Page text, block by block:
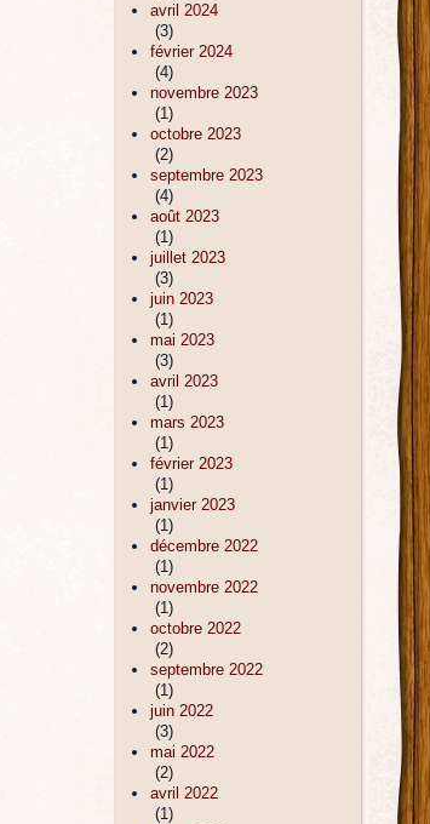
avril 2024
(3)
février 2024
(4)
novembre 2023
(1)
octobre 2023
(2)
septembre 2023
(4)
août 2023
(1)
juillet 2023
(3)
juin 2023
(1)
mai 2023
(3)
avril 2023
(1)
mars 2023
(1)
février 2023
(1)
janvier 2023
(1)
décembre 2022
(1)
novembre 2022
(1)
octobre 2022
(2)
septembre 2022
(1)
juin 2022
(3)
mai 2022
(2)
avril 2022
(1)